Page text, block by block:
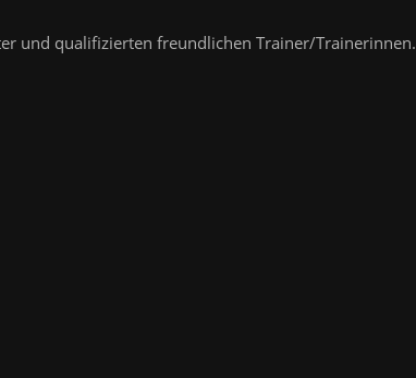
und qualifizierten freundlichen Trainer/Trainerinnen.